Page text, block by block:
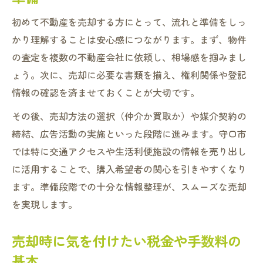
初めて不動産を売却する方にとって、流れと準備をしっ
かり理解することは安心感につながります。まず、物件
の査定を複数の不動産会社に依頼し、相場感を掴みまし
ょう。次に、売却に必要な書類を揃え、権利関係や登記
情報の確認を済ませておくことが大切です。
その後、売却方法の選択（仲介か買取か）や媒介契約の
締結、広告活動の実施といった段階に進みます。守口市
では特に交通アクセスや生活利便施設の情報を売り出し
に活用することで、購入希望者の関心を引きやすくなり
ます。準備段階での十分な情報整理が、スムーズな売却
を実現します。
売却時に気を付けたい税金や手数料の